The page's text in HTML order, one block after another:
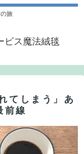
旅
ビス魔法絨毯
てしまう」あ
前線